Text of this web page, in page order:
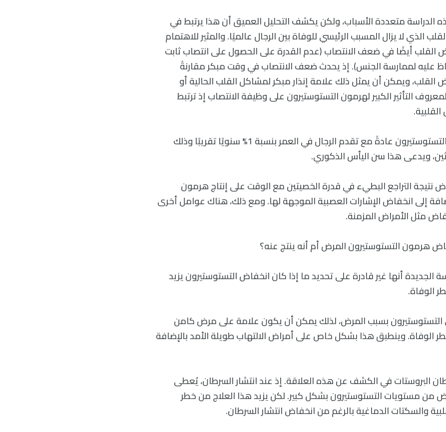
الدراسة متعددة الأسباب، ولكن يكشف التحليل العميق أن هذا يرتبط في
الذي لا يزال المسبب الرئيسي للوفاة بين الرجال عالميًا. والمثير للاهتمام
أيضًا في ضعف الانتصاب (عدم القدرة على الحصول على انتصاب ثابت
عليه لممارسة الجنس). إذ يحدث ضعف الانتصاب في وقت مبكر مقارنةً
ويمكن أن يمثل ذلك علامة إنذار مبكر لمشاكل القلب الحالية أو
التأثير الكبير لهرمون التستوستيرون على وظيفة الانتصاب إذ ترتبط
تنخفض مستويات التستوستيرون عادةً مع تقدم الرجال في العمر بنسبة 1% سنويًا تقريبًا وذلك
ويدعى هذا سن اليأس الذكوري.
نتيجة التراجع البطيء في قدرة الخصيتين مع الوقت على إنتاج هرمون
إلى انخفاض الإشارات العصبية الموجهة لها. ومع ذلك، هناك عوامل أخرى
مثل الأمراض المزمنة.
هرمون التستوستيرون المرض أم أنه ينتج عنه؟
الجديدة أنها غير قادرة على تحديد ما إذا كان انخفاض التستوستيرون يزيد
الوفاة.
بسبب المرض، لذلك يمكن أن يكون علامة على مرض كامن
الوفاة. وينطبق هذا بشكل خاص على أمراض الالتهاب طويلة الأمد بالإضافة
البروستات في الكشف عن هذه العلاقة. إذ عند انتشار السرطان، يُعطى
من مستويات التستوستيرون بشكل كبير. لكن يزيد هذا العلاج من خطر
والسكتات الدماغية بالرغم من انخفاض انتشار السرطان.